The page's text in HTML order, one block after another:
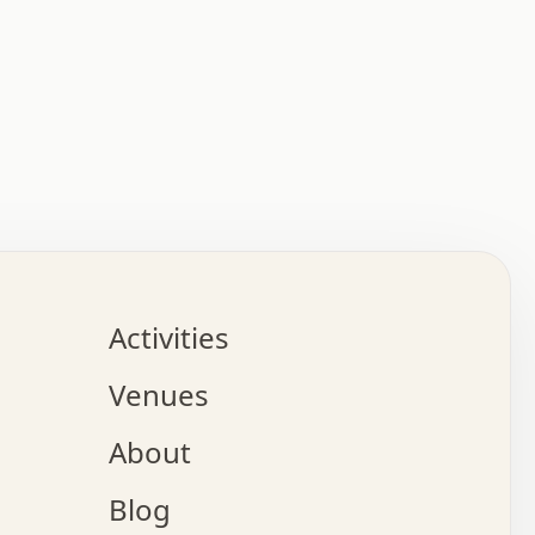
.   .   .   .   .   .   .   .   x   .   .   .   .
o   .   .   .   .   .   .   .   .   x   .   .   .
.   .   .   :   .   .   .   x   .   .   .   :   .
.   .   .   +   .   .   .   .   .   .   .   .   x
.   .   x   .   .   .   .   .   .   :   .   .   .
.   .   .   .   .   +   .   .   .   .   x   .   .
.   .   .   .   x   .   .   o   .   .   .   .   .
.   .   .   .   .   .   .   .   .   .   .   .   .
Activities
Venues
About
Blog